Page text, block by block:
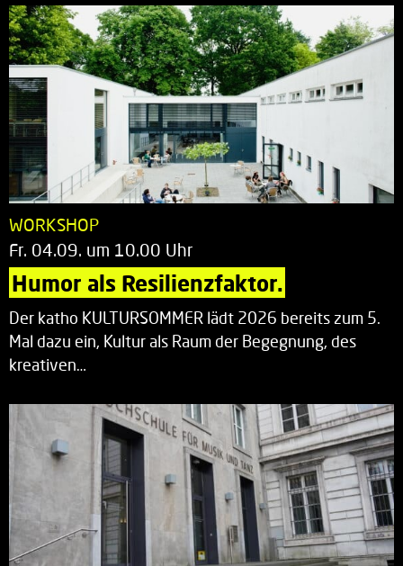
WORKSHOP
Fr. 04.09. um 10.00 Uhr
Humor als Resilienzfaktor.
Der katho KULTURSOMMER lädt 2026 bereits zum 5.
Mal dazu ein, Kultur als Raum der Begegnung, des
kreativen…